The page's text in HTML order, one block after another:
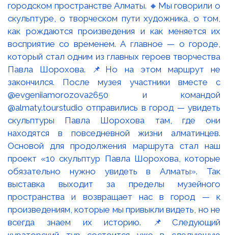
городском пространстве Алматы. 🔸Мы говорили о
скульптуре, о творческом пути художника, о том,
как рождаются произведения и как меняется их
восприятие со временем. А главное — о городе,
который стал одним из главных героев творчества
Павла Шорохова. 📌Но на этом маршрут не
закончился. После музея участники вместе с
@evgeniiamorozova2650 и командой
@almaty.tourstudio отправились в город — увидеть
скульптуры Павла Шорохова там, где они
находятся в повседневной жизни алматинцев.
Основой для продолжения маршрута стал наш
проект «10 скульптур Павла Шорохова, которые
обязательно нужно увидеть в Алматы». Так
выставка выходит за пределы музейного
пространства и возвращает нас в город — к
произведениям, которые мы привыкли видеть, но не
всегда знаем их историю. 📌Следующий